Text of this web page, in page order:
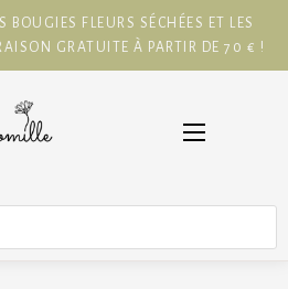
FLEURS SÉCHÉES ET LES
GRATUITE À PARTIR DE 70 € !